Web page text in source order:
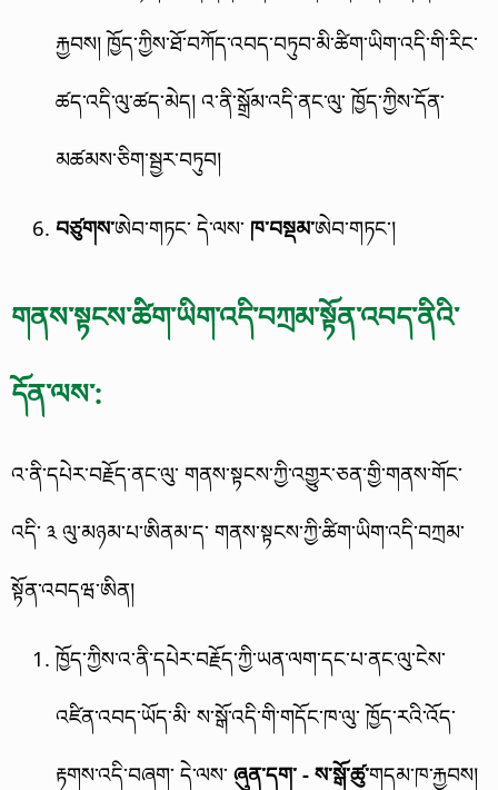
རྐྱབས། ཁྱོད་ཀྱིས་ཐོ་བཀོད་འབད་བཏུབ་མི་ཚིག་ཡིག་འདི་གི་རིང་
ཚད་འདི་ལུ་ཚད་མེད། འ་ནི་སྒྲོམ་འདི་ནང་ལུ་ ཁྱོད་ཀྱིས་དོན་
མཚམས་ཅིག་སྦྱར་བཏུབ།
བཙུགས་ཨེབ་གཏང་ དེ་ལས་ ཁ་བསྡམ་ཨེབ་གཏང་།
གནས་སྟངས་ཚིག་ཡིག་འདི་བཀྲམ་སྟོན་འབད་ནིའི་
དོན་ལས་:
འ་ནི་དཔེར་བརྗོད་ནང་ལུ་ གནས་སྟངས་ཀྱི་འགྱུར་ཅན་གྱི་གནས་གོང་
འདི་ ༣ ལུ་མཉམ་པ་ཨིནམ་ད་ གནས་སྟངས་ཀྱི་ཚིག་ཡིག་འདི་བཀྲམ་
སྟོན་འབདཝ་ཨིན།
ཁྱོད་ཀྱིས་འ་ནི་དཔེར་བརྗོད་ཀྱི་ཡན་ལག་དང་པ་ནང་ལུ་ངེས་
འཛིན་འབད་ཡོད་མི་ ས་སྒོ་འདི་གི་གདོང་ཁ་ལུ་ ཁྱོད་རའི་འོད་
རྟགས་འདི་བཞག་ དེ་ལས་ ཞུན་དག་ - ས་སྒོ་ཚུ་གདམ་ཁ་རྐྱབས།